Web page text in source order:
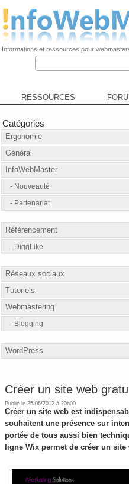
Informations et ressources pour
RESSOURCES
Catégories
Ergonomie
Général
InfoWebMaster
Nouveauté
Partenariat
Référencement
DiggLike
Réseaux sociaux
Tutoriels
Webmastering
Blogging
WordPress
Créer un site web
Publié le 25/06/2012 à 20h00
Créer un site web est
souhaitent une présence sur
portée de tous aussi bien
ligne Wix permet de créer un